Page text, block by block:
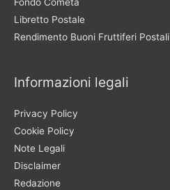
Libretto Postale
Rendimento Buoni Fruttiferi Postali
Informazioni legali
Privacy Policy
Cookie Policy
Note Legali
Disclaimer
Redazione